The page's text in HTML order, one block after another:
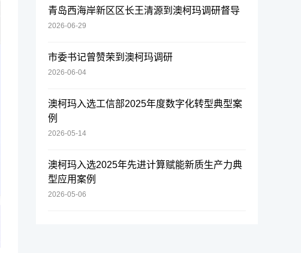
青岛西海岸新区区长王清源到澳柯玛调研督导
2026-06-29
市委书记曾赞荣到澳柯玛调研
2026-06-04
澳柯玛入选工信部2025年度数字化转型典型案
例
2026-05-14
澳柯玛入选2025年先进计算赋能新质生产力典
型应用案例
2026-05-06